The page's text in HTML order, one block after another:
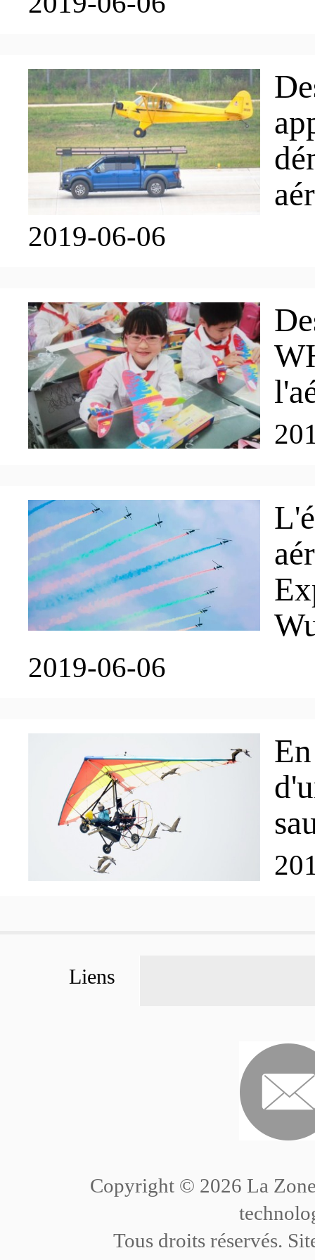
Procédure
Politiques
Projets
Réservoir de talents
Transports
Visa
Éducation
Divertissement
Hébergement
中文
English
日本语
Deutsch
2019-06-06
2019-06-06
Liens
Copyright © 2026 La
Tous droits réservés.